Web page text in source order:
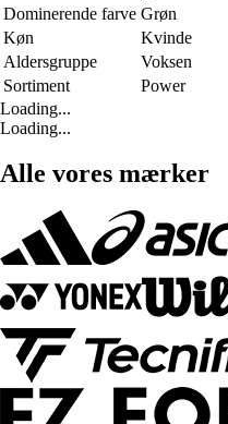
Dominerende farve Grøn
Køn
Kvinde
Aldersgruppe
Voksen
Sortiment
Power
Loading...
Loading...
Alle vores mærker